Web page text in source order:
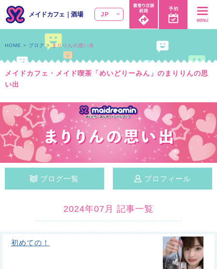
メイドカフェ ｜酒場 JP
MENU
メイドカフェ・メイド喫茶「めいどりーみん」のまりりんの思
い出
HOME ブログ まりりんの思い出
ブログ一覧 プロフィール
2024年07月 記事一覧
初めての！